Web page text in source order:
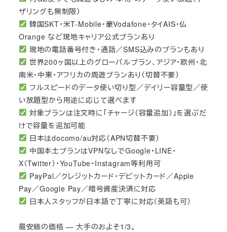
ザリングも無制限）
韓国SKT・米T-Mobile・豪Vodafone・タイAIS・仏
Orange など現地キャリア公式プランあり
現地の電話番号付き・通話／SMS込みのプランもあり
世界200ヶ国以上のグローバルプラン、アジア・欧州・北
南米・中東・アフリカの周遊プランあり（切替不要）
フルスピードのデータ使い切り型／デイリー容量型／使
い放題型から用途に応じて選べます
対象プランは注文時に「チャージ（容量追加）」を選ぶだ
けで容量を追加可能
日本はdocomo/au対応（APN切替不要）
中国本土プランはVPNなしでGoogle・LINE・
X（Twitter）・YouTube・Instagram等利用可
PayPal／クレジットカード・デビットカード／Apple
Pay／Google Pay／暗号資産決済に対応
日本人スタッフが日本語で丁寧に対応（英語も可）
最安級の価格 — 大手のおよそ1/3。